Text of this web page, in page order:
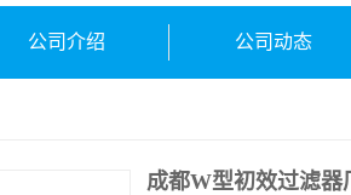
公司介绍 公司动态
成都W型初效过滤器